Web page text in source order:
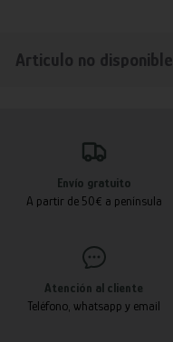
Articulo no disponible
Envío gratuito
A partir de 50€ a península
Atención al cliente
Teléfono, whatsapp y email